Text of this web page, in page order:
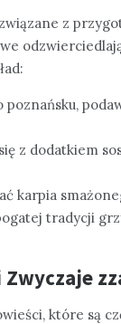
z
z dodatkiem
karpia
tradycji
które są